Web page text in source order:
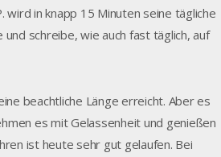
wird in knapp 15 Minuten seine tägliche
schreibe, wie auch fast täglich, auf
beachtliche Länge erreicht. Aber es
es mit Gelassenheit und genießen
ist heute sehr gut gelaufen. Bei